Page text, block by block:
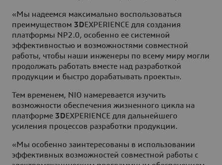
«Мы надеемся максимально воспользоваться
преимуществом 3DEXPERIENCE для создания
платформы NP2.0, особенно ее системной
эффективностью и возможностями совместной
работы, чтобы наши инженеры по всему миру могли
продолжать работать вместе над разработкой
продукции и быстро дорабатывать проекты».
Тем временем, NIO намеревается изучить
возможности обеспечения жизненного цикла на
платформе 3DEXPERIENCE для дальнейшего
усиления процессов разработки продукции.
«Мы особенно заинтересованы в использовании
эффективных возможностей совместной работы с